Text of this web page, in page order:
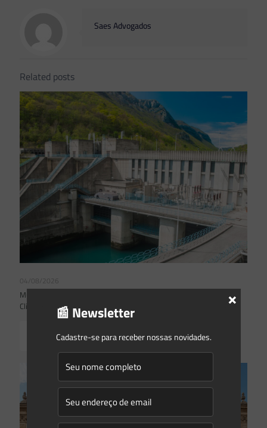
Saes Advogados
Related posts
04/08/2026
Mudanças climáticas, risco operacional e a relevância do Plano
Clima 2026 para as hidrelétricas
Read more
📰 Newsletter
Cadastre-se para receber nossas novidades.
×